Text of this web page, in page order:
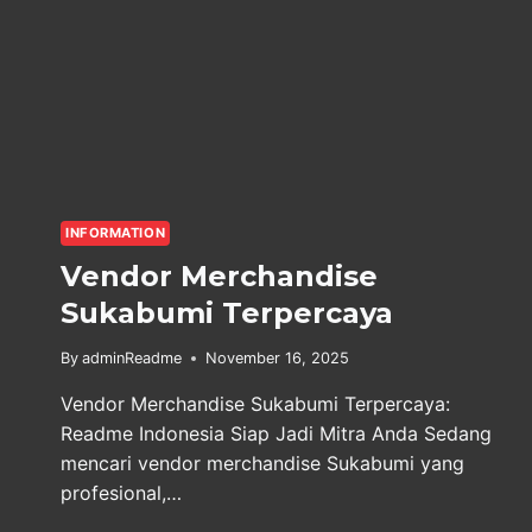
INFORMATION
Vendor Merchandise
Sukabumi Terpercaya
By adminReadme November 16, 2025
Vendor Merchandise Sukabumi Terpercaya:
Readme Indonesia Siap Jadi Mitra Anda Sedang
mencari vendor merchandise Sukabumi yang
profesional,…